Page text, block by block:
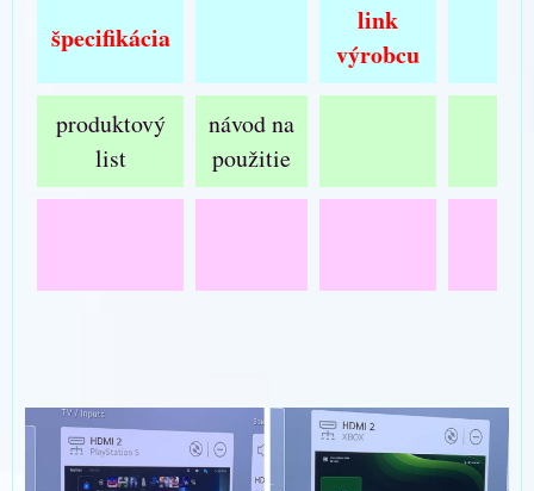
špecifikácia
link
výrobcu
produktový
list
návod na
použitie